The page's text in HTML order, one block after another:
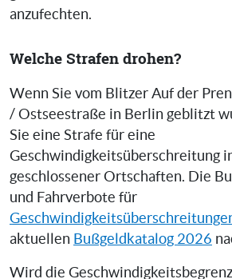
anzufechten.
Welche Strafen drohen?
Wenn Sie vom Blitzer Auf der
/ Ostseestraße in Berlin geblitzt
Sie eine Strafe für eine
Geschwindigkeitsüberschreitung
geschlossener Ortschaften. Die
und Fahrverbote für
aktuellen Bußgeldkatalog 2026
Wird die